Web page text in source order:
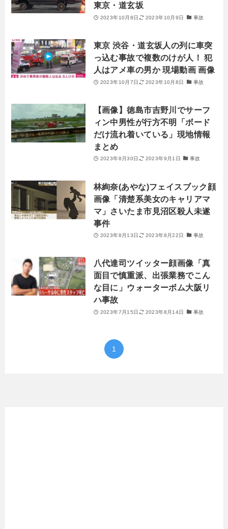
東京・道玄坂
2023年10月8日 2023年10月9日 事故
東京 渋谷・道玄坂人の列に車突
っ込む事故で複数のけが人！ 犯
人はアメ車の男か 現場動画 画像
2023年10月7日 2023年10月8日 事故
【画像】徳島市吉野川でサーフ
ィン中男性が行方不明「ボード
だけ流れ着いている」現地情報
まとめ
2023年8月30日 2023年9月1日 事故
林絢奈(あやな)フェイスブック顔
画像「清楚系美女のキャリアマ
マ」さいたま市見沼区殺人未遂
事件
2023年8月13日 2023年8月22日 事故
八代達司ツイッター顔画像「真
面目で慎重派、出張業務でこん
な目に」ウォーターボム大阪リ
ハ事故
2023年7月15日 2023年8月14日 事故
1